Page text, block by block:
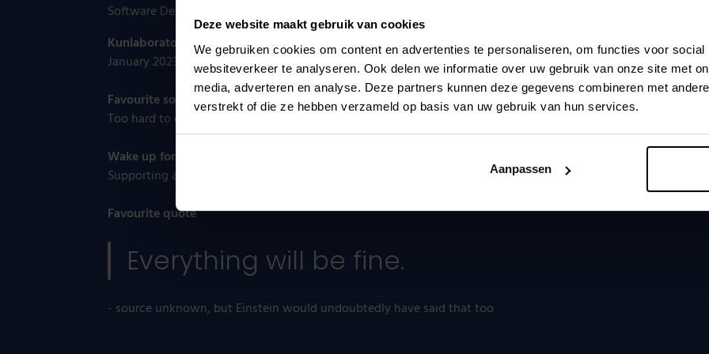
Deze website maakt gebruik van cookies
We gebruiken cookies om content en advertenties te personaliseren, om functies voor
websiteverkeer te analyseren. Ook delen we informatie over uw gebruik van onze site met
media, adverteren en analyse. Deze partners kunnen deze gegevens combineren met
verstrekt of die ze hebben verzameld op basis van uw gebruik van hun services.
Aanpassen
Software Delivery Manager, Lean Agile PM, (Proxy) PO, background in software development & architecture
Kunlaborator since
January 2023
Favourite song
Too hard to choose
Wake up for
Supporting a dance performance or football match by the kids
Favourite quote
Everything will be fine.
- source unknown, but Einstein would undoubtedly have said that too